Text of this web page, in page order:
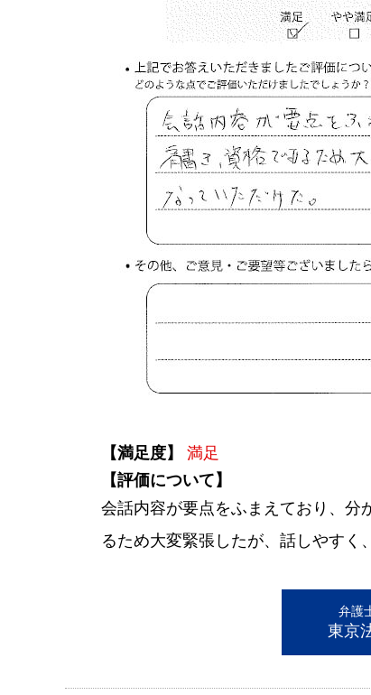
【満足度】
満足
【評価について】
会話内容が要点をふまえており、分
るため大変緊張したが、話しやすく
弁護
東京